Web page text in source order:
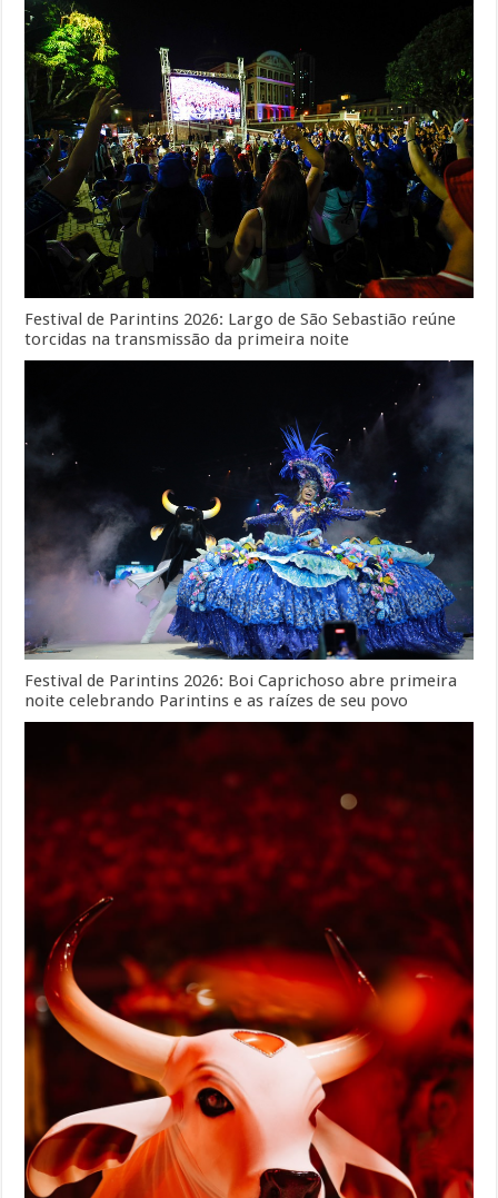
Festival de Parintins 2026: Largo de São Sebastião reúne
torcidas na transmissão da primeira noite
Festival de Parintins 2026: Boi Caprichoso abre primeira
noite celebrando Parintins e as raízes de seu povo